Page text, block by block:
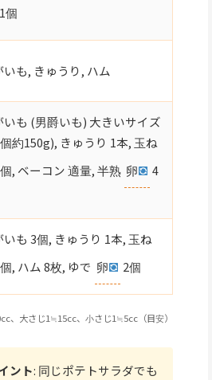
1個
いも, きゅうり, ハム
いも (男爵いも) 大きいサイズ
約150g), きゅうり 1本, 玉ね
, ベーコン 適量, 半熟 卵
4
いも 3個, きゅうり 1本, 玉ね
, ハム 8枚, ゆで 卵 2個
、大さじ1≒15cc、小さじ1≒5cc（目安）
ント: 同じポテトサラダでも